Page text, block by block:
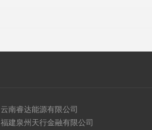
云南睿达能源有限公司
福建泉州天行金融有限公司